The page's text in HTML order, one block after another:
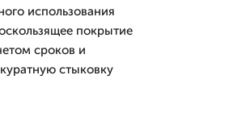
использования
покрытие
сроков и
стыковку